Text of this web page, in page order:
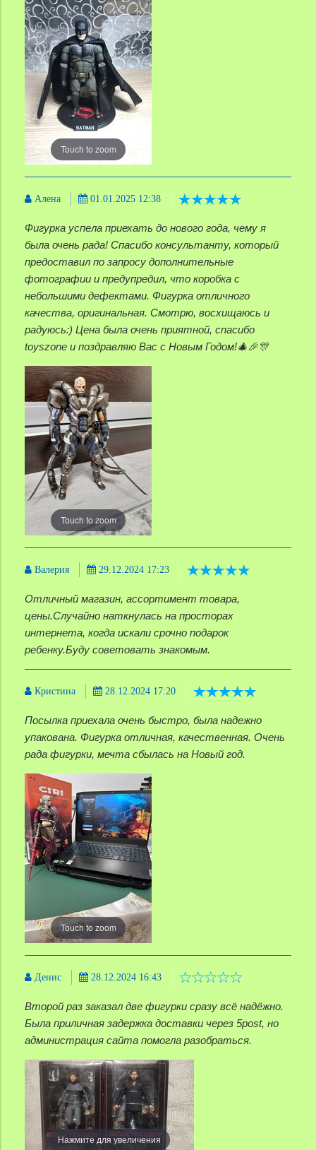
Touch to zoom
Алена 01.01.2025 12:38
Фигурка успела приехать до нового года, чему я
была очень рада! Спасибо консультанту, который
предоставил по запросу дополнительные
фотографии и предупредил, что коробка с
небольшими дефектами. Фигурка отличного
качества, оригинальная. Смотрю, восхищаюсь и
радуюсь:) Цена была очень приятной, спасибо
toyszone и поздравляю Вас с Новым Годом!🎄🎉🎊
Touch to zoom
Валерия 29.12.2024 17:23
Отличный магазин, ассортимент товара,
цены.Случайно наткнулась на просторах
интернета, когда искали срочно подарок
ребенку.Буду советовать знакомым.
Кристина 28.12.2024 17:20
Посылка приехала очень быстро, была надежно
упакована. Фигурка отличная, качественная. Очень
рада фигурки, мечта сбылась на Новый год.
Touch to zoom
Денис 28.12.2024 16:43
Второй раз заказал две фигурки сразу всё надёжно.
Была приличная задержка доставки через 5post, но
администрация сайта помогла разобраться.
Нажмите для увеличения